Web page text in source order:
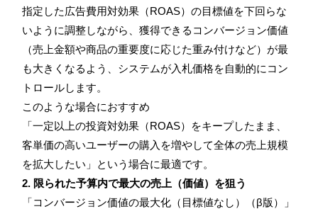
指定した広告費用対効果（ROAS）の目標値を下回らな
いように調整しながら、獲得できるコンバージョン価値
（売上金額や商品の重要度に応じた重み付けなど）が最
も大きくなるよう、システムが入札価格を自動的にコン
トロールします。
このような場合におすすめ
「一定以上の投資対効果（ROAS）をキープしたまま、
客単価の高いユーザーの購入を増やして全体の売上規模
を拡大したい」という場合に最適です。
2. 限られた予算内で最大の売上（価値）を狙う
「コンバージョン価値の最大化（目標値なし）（β版）」